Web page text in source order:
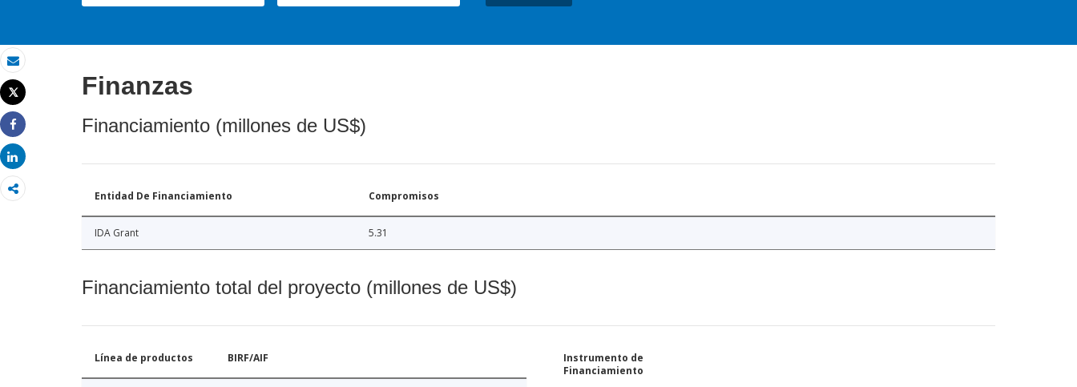
Correo electrónico
Imprimir
Tweet
Share
Share
Finanzas
Financiamiento (millones de US$)
Entidad De Financiamiento Compromisos
IDA Grant 5.31
Financiamiento total del proyecto (millones de US$)
Línea de productos BIRF/AIF
Instrumento de
Financiamiento